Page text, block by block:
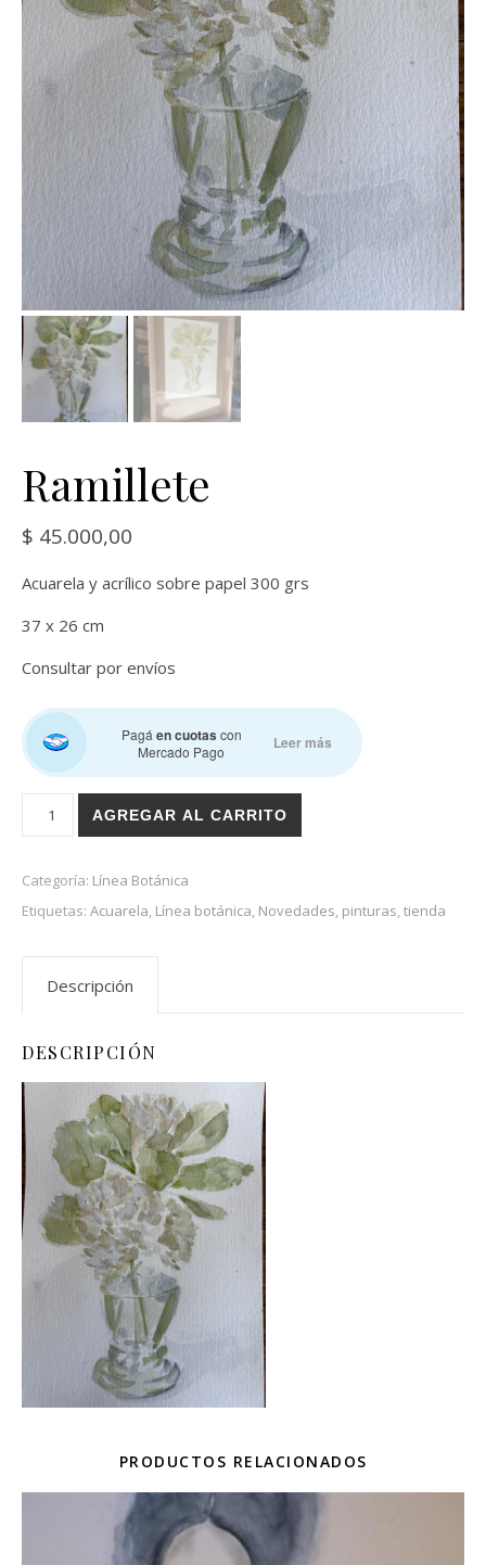
Ramillete
$ 45.000,00
Acuarela y acrílico sobre papel 300 grs
37 x 26 cm
Consultar por envíos
Pagáen cuotas con
Mercado Pago
Leer más
Ramillete cantidadAGREGAR AL CARRITO
Categoría: Línea Botánica
Etiquetas: Acuarela, Línea botánica, Novedades, pinturas,tienda
Descripción
DESCRIPCIÓN
PRODUCTOS RELACIONADOS